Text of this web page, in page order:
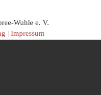
| Impressum